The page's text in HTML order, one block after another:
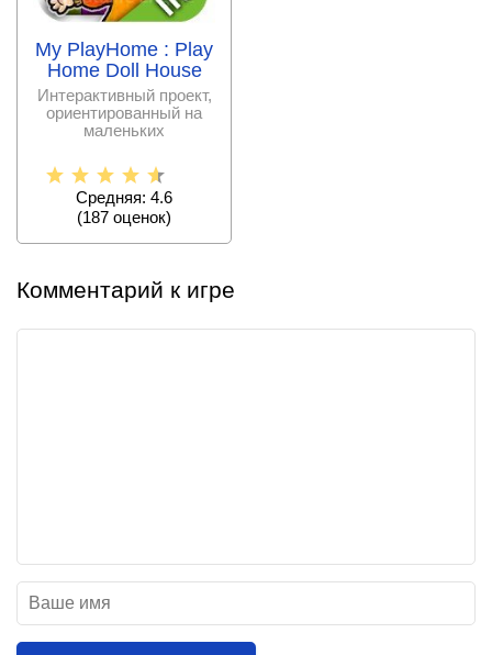
My PlayHome : Play
Home Doll House
Интерактивный проект,
ориентированный на
маленьких
Средняя: 4.6
(187 оценок)
Комментарий к игре